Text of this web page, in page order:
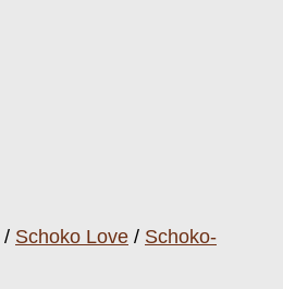
/ Schoko Love / Schoko-